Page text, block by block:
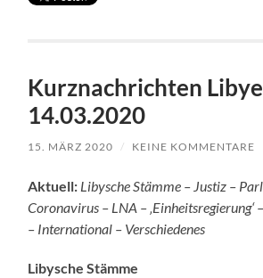
Kurznachrichten
14.03.2020
15. MÄRZ 2020 / KEINE KOMMENTARE
Aktuell: Libysche Stämme – Justiz –
Coronavirus – LNA – ‚Einheitsregierung‘
– International – Verschiedenes
Libysche Stämme